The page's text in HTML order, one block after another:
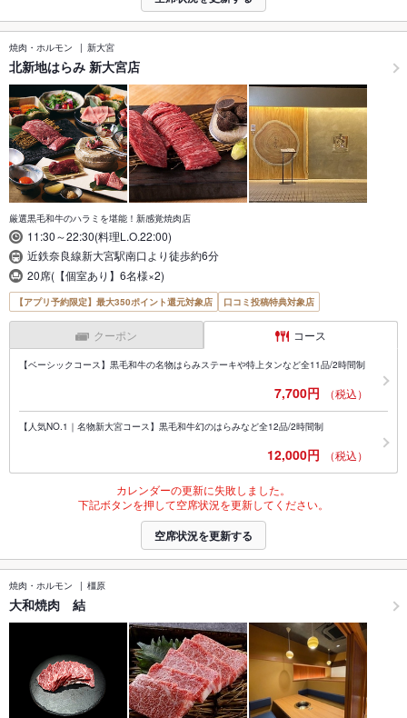
焼肉・ホルモン 新大宮
北新地はらみ 新大宮店
厳選黒毛和牛のハラミを堪能！新感覚焼肉店
11:30～22:30(料理L.O.22:00)
近鉄奈良線新大宮駅南口より徒歩約6分
20席(【個室あり】6名様×2)
【アプリ予約限定】最大350ポイント還元対象店 口コミ投稿特典対象店
クーポン コース
【ベーシックコース】黒毛和牛の名物はらみステーキや特上タンなど全11品/2時間制
7,700円 （税込）
【人気NO.1｜名物新大宮コース】黒毛和牛幻のはらみなど全12品/2時間制
12,000円 （税込）
カレンダーの更新に失敗しました。
下記ボタンを押して空席状況を更新してください。
空席状況を更新する
焼肉・ホルモン 橿原
大和焼肉 結